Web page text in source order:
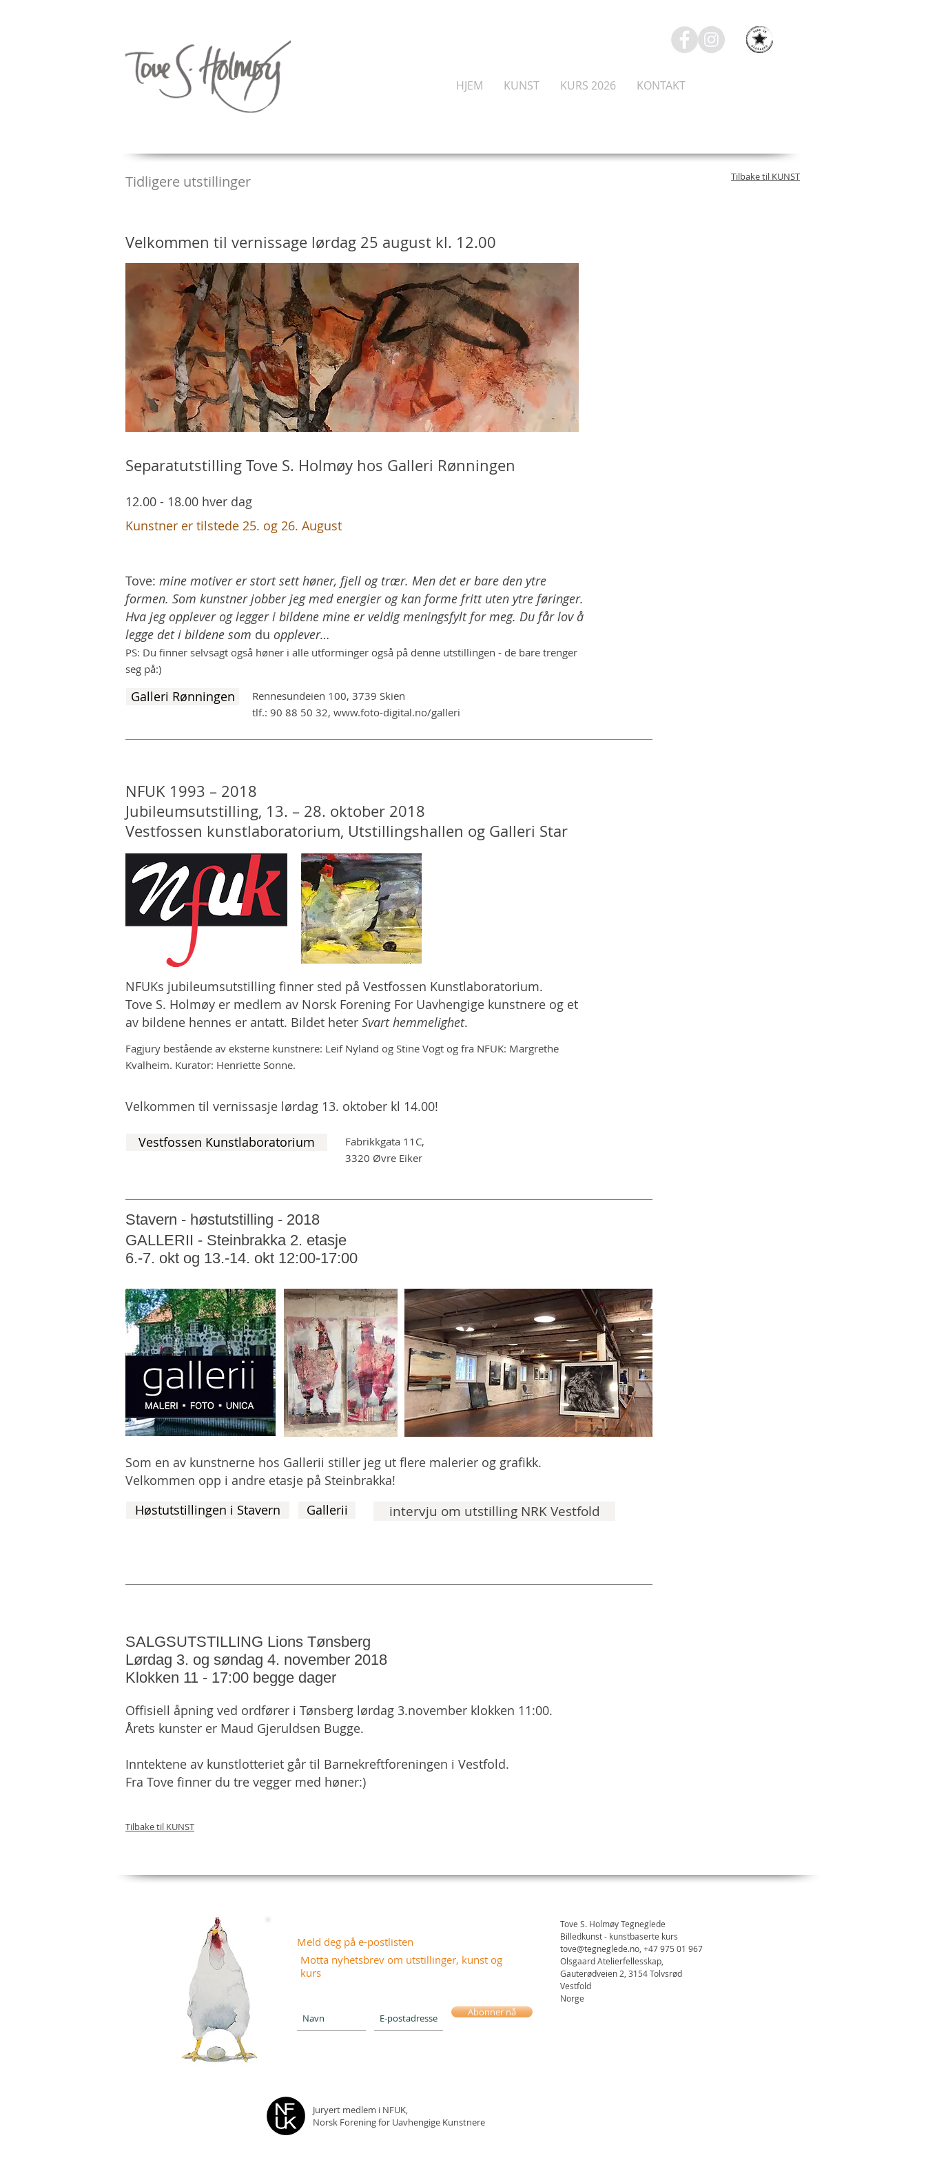
HJEM KUNST KURS 2026 KONTAKT
Tidligere utstillinger Tilbake til KUNST
Velkommen til vernissage lørdag 25 august kl. 12.00
Separatutstilling Tove S. Holmøy hos Galleri Rønningen
12.00 - 18.00 hver dag
Kunstner er tilstede 25. og 26. August
Tove: mine motiver er stort sett høner, fjell og trær. Men det er bare den ytre
formen. Som kunstner jobber jeg med energier og kan forme fritt uten ytre føringer.
Hva jeg opplever og legger i bildene mine er veldig meningsfylt for meg. Du får lov å
legge det i bildene som du opplever…
PS: Du finner selvsagt også høner i alle utforminger også på denne utstillingen - de bare trenger
seg på:)
Galleri Rønningen
Rennesundeien 100, 3739 Skien
tlf.: 90 88 50 32, www.foto-digital.no/galleri
NFUK 1993 – 2018
Jubileumsutstilling, 13. – 28. oktober 2018
Vestfossen kunstlaboratorium, Utstillingshallen og Galleri Star
NFUKs jubileumsutstilling finner sted på Vestfossen Kunstlaboratorium.
Tove S. Holmøy er medlem av Norsk Forening For Uavhengige kunstnere og et
av bildene hennes er antatt. Bildet heter Svart hemmelighet.
Fagjury bestående av eksterne kunstnere: Leif Nyland og Stine Vogt og fra NFUK: Margrethe
Kvalheim. Kurator: Henriette Sonne.
Velkommen til vernissasje lørdag 13. oktober kl 14.00!
Vestfossen Kunstlaboratorium
Fabrikkgata 11C,
3320 Øvre Eiker
Stavern - høstutstilling - 2018
GALLERII - Steinbrakka 2. etasje
6.-7. okt og 13.-14. okt 12:00-17:00
Som en av kunstnerne hos Gallerii stiller jeg ut flere malerier og grafikk.
Velkommen opp i andre etasje på Steinbrakka!
Høstutstillingen i Stavern
Gallerii intervju om utstilling NRK Vestfold
SALGSUTSTILLING Lions Tønsberg
Lørdag 3. og søndag 4. november 2018
Klokken 11 - 17:00 begge dager
Offisiell åpning ved ordfører i Tønsberg lørdag 3.november klokken 11:00.
Årets kunster er Maud Gjeruldsen Bugge.
Inntektene av kunstlotteriet går til Barnekreftforeningen i Vestfold.
Fra Tove finner du tre vegger med høner:)
Tilbake til KUNST
Meld deg på e-postlisten
Motta nyhetsbrev om utstillinger, kunst og
kurs
Abonner nå
Tove S. Holmøy Tegneglede
Billedkunst - kunstbaserte kurs
tove@tegneglede.no , +47 975 01 967
Olsgaard Atelierfellesskap,
Gauterødveien 2, 3154 Tolvsrød
Vestfold
Norge
Juryert medlem i NFUK,
Norsk Forening for Uavhengige Kunstnere